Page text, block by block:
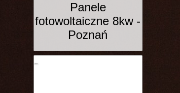
Panele
fotowoltaiczne 8kw -
Poznań